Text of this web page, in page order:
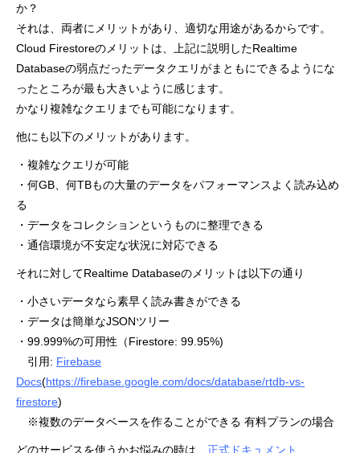
か？
それは、両者にメリットがあり、適切な用途があるからです。
Cloud Firestoreのメリットは、上記に説明したRealtime
Databaseの弱点だったデータクエリがまともにできるようにな
ったところが最も大きいように感じます。
かなり複雑なクエリまでも可能になります。
他にも以下のメリットがあります。
・複雑なクエリが可能
・何GB、何TBもの大量のデータをパフォーマンスよく読み込め
る
・データをコレクションというものに整理できる
・通信環境が不安定な状況に対応できる
それに対してRealtime Databaseのメリットは以下の通り
・小さいデータなら素早く読み書きができる
・データは簡単なJSONツリー
・99.999%の可用性（Firestore: 99.95%)
引用: Firebase
Docs(https://firebase.google.com/docs/database/rtdb-vs-
firestore)
※複数のデータベースを作ることができる 有料プランの場合
どのサービスを使うかお悩みの時は、正式ドキュメント